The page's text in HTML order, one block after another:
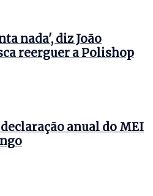
nada', diz João
reerguer a Polishop
anual do MEI